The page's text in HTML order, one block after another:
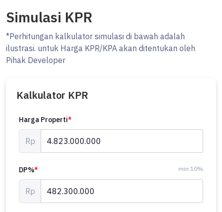
Simulasi KPR
*Perhitungan kalkulator simulasi di bawah adalah
ilustrasi. untuk Harga KPR/KPA akan ditentukan oleh
Pihak Developer
Kalkulator KPR
Harga Properti*
Rp
DP%* min 10%
Rp